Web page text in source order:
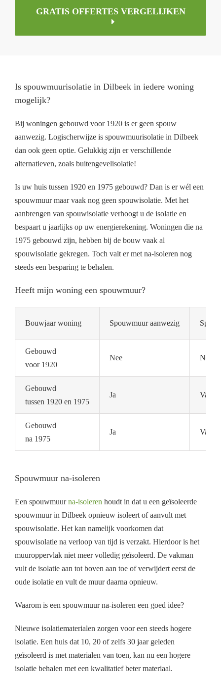
GRATIS OFFERTES VERGELIJKEN
Is spouwmuurisolatie in Dilbeek in iedere woning
mogelijk?
Bij woningen gebouwd voor 1920 is er geen spouw
aanwezig. Logischerwijze is spouwmuurisolatie in Dilbeek
dan ook geen optie. Gelukkig zijn er verschillende
alternatieven, zoals buitengevelisolatie!
Is uw huis tussen 1920 en 1975 gebouwd? Dan is er wél een
spouwmuur maar vaak nog geen spouwisolatie. Met het
aanbrengen van spouwisolatie verhoogt u de isolatie en
bespaart u jaarlijks op uw energierekening. Woningen die na
1975 gebouwd zijn, hebben bij de bouw vaak al
spouwisolatie gekregen. Toch valt er met na-isoleren nog
steeds een besparing te behalen.
Heeft mijn woning een spouwmuur?
Bouwjaar woning Spouwmuur aanwezig
Gebouwd
voor 1920
Nee Nee
Gebouwd
tussen 1920 en 1975
Ja Vaak
Gebouwd
na 1975
Ja Vaak
Spouwmuur na-isoleren
Een spouwmuurna-isoleren houdt in dat u een geïsoleerde
spouwmuur in Dilbeek opnieuw isoleert of aanvult met
spouwisolatie. Het kan namelijk voorkomen dat
spouwisolatie na verloop van tijd is verzakt. Hierdoor is het
muuroppervlak niet meer volledig geïsoleerd. De vakman
vult de isolatie aan tot boven aan toe of verwijdert eerst de
oude isolatie en vult de muur daarna opnieuw.
Waarom is een spouwmuur na-isoleren een goed idee?
Nieuwe isolatiematerialen zorgen voor een steeds hogere
isolatie. Een huis dat 10, 20 of zelfs 30 jaar geleden
geïsoleerd is met materialen van toen, kan nu een hogere
isolatie behalen met een kwalitatief beter materiaal.